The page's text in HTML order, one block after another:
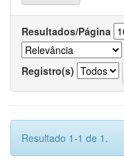
Resultados/Página
Registro(s)
Resultado 1-1 de 1.